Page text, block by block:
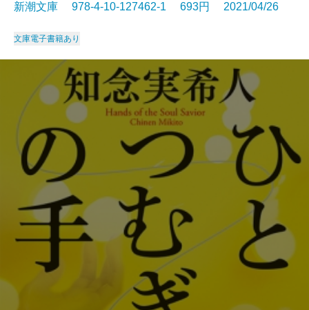
新潮文庫 978-4-10-127462-1 693円 2021/04/26
文庫電子書籍あり